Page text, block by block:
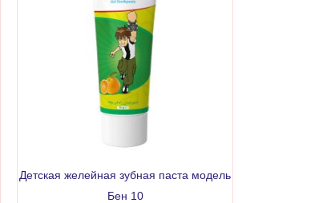
Детская желейная зубная паста модель
Бен 10